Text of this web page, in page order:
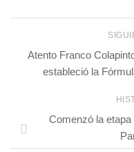
Atento Franco
estableció la
Comenzó la